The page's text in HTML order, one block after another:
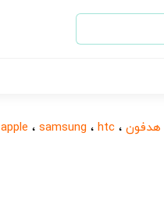
هدفون، apple ،samsung ،htc